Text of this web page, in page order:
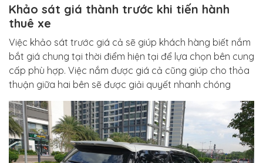
Khảo sát giá thành trước khi tiến hành
thuê xe
Việc khảo sát trước giá cả sẽ giúp khách hàng biết nắm
bắt giá chung tại thời điểm hiện tại để lựa chọn bên cung
cấp phù hợp. Việc nắm được giá cả cũng giúp cho thỏa
thuận giữa hai bên sẽ được giải quyết nhanh chóng